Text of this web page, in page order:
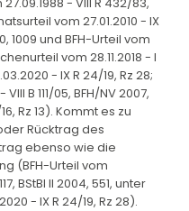
vom 27.01.2010 - IX
1009 und BFH-Urteil vom
vom 28.11.2018 - I
- IX R 24/19, Rz 28;
B 111/05, BFH/NV 2007,
Rz 13). Kommt es zu
Rücktrag des
ebenso wie die
(BFH-Urteil vom
BStBl II 2004, 551, unter
- IX R 24/19, Rz 28).